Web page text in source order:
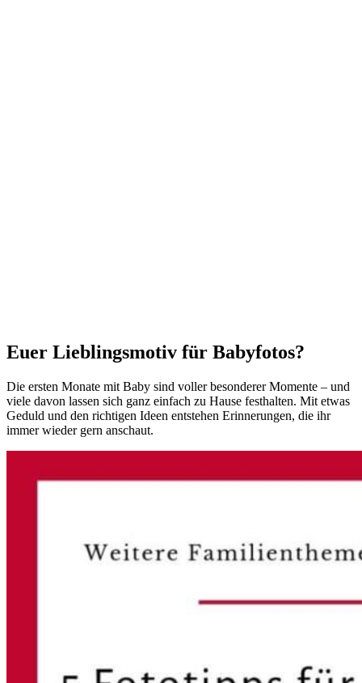
Euer Lieblingsmotiv für Babyfotos?
Die ersten Monate mit Baby sind voller besonderer Momente – und
viele davon lassen sich ganz einfach zu Hause festhalten. Mit etwas
Geduld und den richtigen Ideen entstehen Erinnerungen, die ihr
immer wieder gern anschaut.